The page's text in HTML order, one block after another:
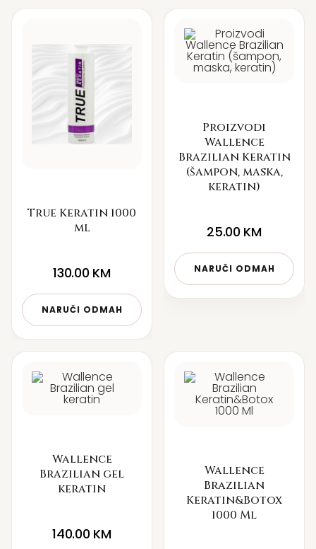
True Keratin 1000
ml
130.00 KM
NARUČI ODMAH
Proizvodi
Wallence
Brazilian Keratin
(šampon, maska,
keratin)
25.00 KM
NARUČI ODMAH
Wallence
Brazilian gel
keratin
140.00 KM
Wallence
Brazilian
Keratin&Botox
1000 Ml